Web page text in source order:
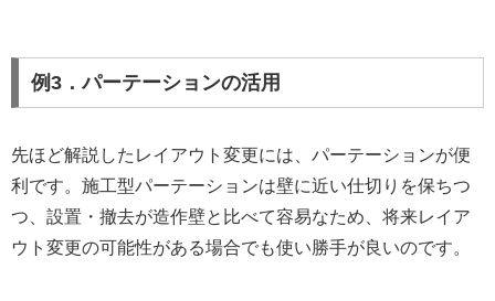
例3．パーテーションの活用
先ほど解説したレイアウト変更には、パーテーションが便
利です。施工型パーテーションは壁に近い仕切りを保ちつ
つ、設置・撤去が造作壁と比べて容易なため、将来レイア
ウト変更の可能性がある場合でも使い勝手が良いのです。